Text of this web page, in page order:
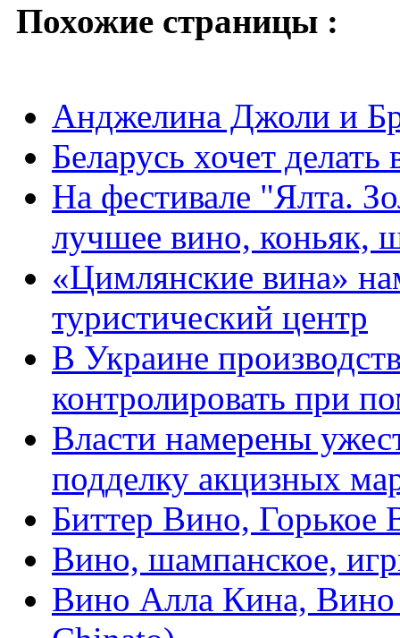
Похожие страницы :
Анджелина Джоли и
Беларусь хочет
На фестивале "Ялта.
лучшее вино, коньяк,
«Цимлянские вина»
туристический центр
В Украине
контролировать при
Власти намерены
подделку акцизных
Биттер Вино,
Вино, шампанское,
Вино Алла Кина,